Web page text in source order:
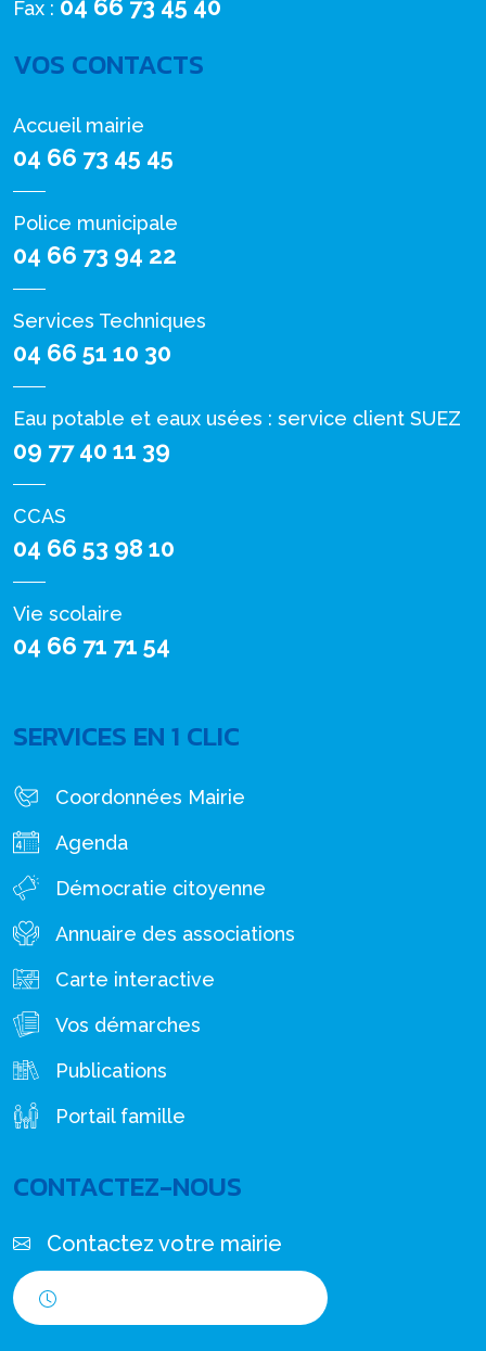
Fax : 04 66 73 45 40
VOS CONTACTS
Accueil mairie
04 66 73 45 45
Police municipale
04 66 73 94 22
Services Techniques
04 66 51 10 30
Eau potable et eaux usées : service client SUEZ
09 77 40 11 39
CCAS
04 66 53 98 10
Vie scolaire
04 66 71 71 54
SERVICES EN 1 CLIC
Coordonnées Mairie
Agenda
Démocratie citoyenne
Annuaire des associations
Carte interactive
Vos démarches
Publications
Portail famille
CONTACTEZ-NOUS
Contactez votre mairie